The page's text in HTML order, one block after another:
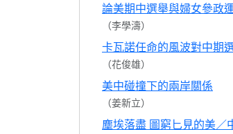
論美期中選舉與婦女參政
（李學濤）
卡瓦諾任命的風波對中期
（花俊雄）
美中碰撞下的兩岸關係
（姜新立）
塵埃落盡 圖窮匕見的美／